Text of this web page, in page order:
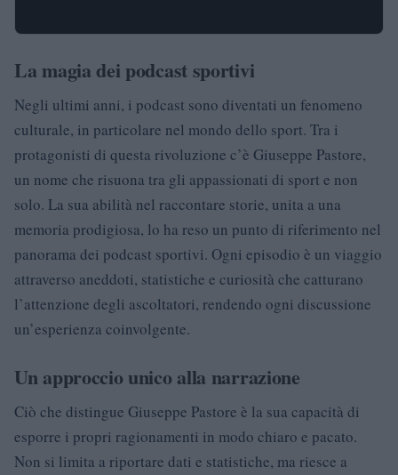
La magia dei podcast sportivi
Negli ultimi anni, i podcast sono diventati un fenomeno
culturale, in particolare nel mondo dello sport. Tra i
protagonisti di questa rivoluzione c’è Giuseppe Pastore,
un nome che risuona tra gli appassionati di sport e non
solo. La sua abilità nel raccontare storie, unita a una
memoria prodigiosa, lo ha reso un punto di riferimento nel
panorama dei podcast sportivi. Ogni episodio è un viaggio
attraverso aneddoti, statistiche e curiosità che catturano
l’attenzione degli ascoltatori, rendendo ogni discussione
un’esperienza coinvolgente.
Un approccio unico alla narrazione
Ciò che distingue Giuseppe Pastore è la sua capacità di
esporre i propri ragionamenti in modo chiaro e pacato.
Non si limita a riportare dati e statistiche, ma riesce a